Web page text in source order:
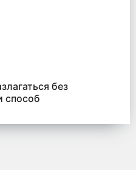
без
способ